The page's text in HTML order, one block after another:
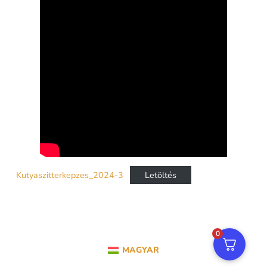
Kutyaszitterkepzes_2024-3 Letöltés
MAGYAR
0